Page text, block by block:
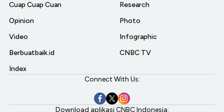
Cuap Cuap Cuan
Opinion
Video
Berbuatbaik.id
Index
Research
Photo
Infographic
CNBC TV
Connect With Us:
Download aplikasi CNBC Indonesia: